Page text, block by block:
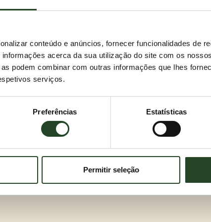
conteúdo e anúncios, fornecer funcionalidades de
informações acerca da sua utilização do site com os
podem combinar com outras informações que lhes
serviços.
Preferências Estatísticas
Permitir seleção